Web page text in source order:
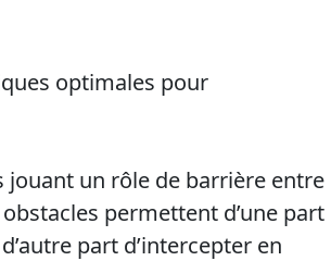
optimales pour
jouant un rôle de barrière entre
permettent d’une part
part d’intercepter en